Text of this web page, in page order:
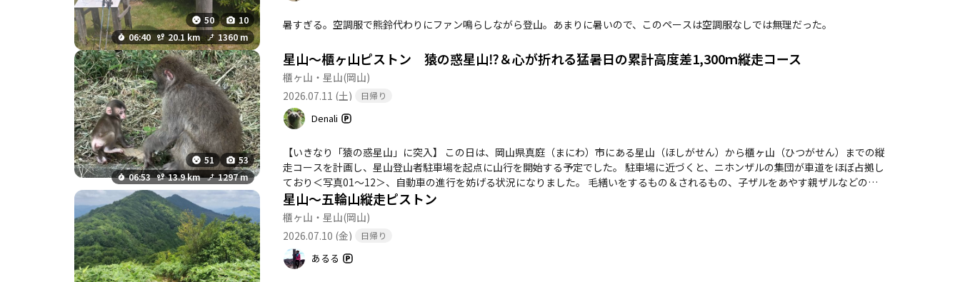
50
10
06:40
20.1 km 1360 m
暑すぎる。空調服で熊鈴代わりにファン鳴らしながら登山。あまりに暑いので、このペースは空調服なしでは無理だった。
51
53
06:53
13.9 km 1297 m
星山～櫃ヶ山ピストン 猿の惑星山⁉＆心が折れる猛暑日の累計高度差1,300ｍ縦走コース
櫃ヶ山・星山(岡山)
2026.07.11 (土)
日帰り
Denali
【いきなり「猿の惑星山」に突入】 この日は、岡山県真庭（まにわ）市にある星山（ほしがせん）から櫃ヶ山（ひつがせん）までの縦
走コースを計画し、星山登山者駐車場を起点に山行を開始する予定でした。 駐車場に近づくと、ニホンザルの集団が車道をほぼ占拠し
ており＜写真01～12＞、自動車の進行を妨げる状況になりました。 毛繕いをするもの＆されるもの、子ザルをあやす親ザルなどの微
笑ましいシーンが目の前で展開されていました。 他の動物もそうですが、車の接近をほとんど気にかけず、車道で我が物顔にふるまっ
ていました。もちろん、ここから撮影タイム😊 彼らは日本の滝百選に選ばれている神庭（かんば）の滝周辺に生息する野生ニホンザル
の群れで、一般的には神庭（かんば）のサルと呼ばれていますが、大阪大学の研究では、勝山ニホンザル集団と名付けられています。
昭和33年（1958年）の冬に大阪大学の研究グループが餌付けに成功して以来、地元自治体と共同で70年近くにわたり個体識別調査が
続けられています。 昨年、大阪大学の研究グループは本集団の長期観察データをもとに、「サルも親しかった仲間の死に寄り添う」と
発表しました。 通常、ニホンザルは不衛生な遺体を避ける傾向があります。 しかし、生前に毛繕いなどを通して親密だった個体が瀕
星山〜五輪山縦走ピストン
櫃ヶ山・星山(岡山)
2026.07.10 (金)
日帰り
あるる